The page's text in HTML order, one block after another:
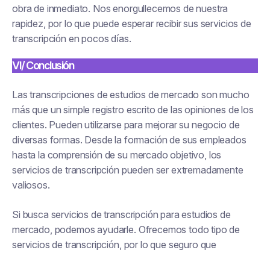
obra de inmediato. Nos enorgullecemos de nuestra
rapidez, por lo que puede esperar recibir sus servicios de
transcripción en pocos días.
VI/ Conclusión
Las transcripciones de estudios de mercado son mucho
más que un simple registro escrito de las opiniones de los
clientes. Pueden utilizarse para mejorar su negocio de
diversas formas. Desde la formación de sus empleados
hasta la comprensión de su mercado objetivo, los
servicios de transcripción pueden ser extremadamente
valiosos.
Si busca servicios de transcripción para estudios de
mercado, podemos ayudarle. Ofrecemos todo tipo de
servicios de transcripción, por lo que seguro que